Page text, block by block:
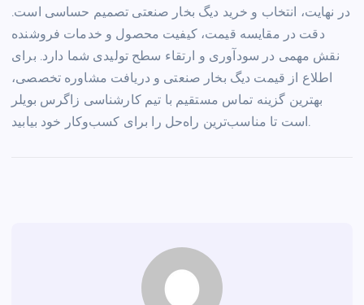
در نهایت، انتخاب و خرید دیگ بخار صنعتی تصمیم حساسی است.
دقت در مقایسه قیمت، کیفیت محصول و خدمات فروشنده
نقش مهمی در سودآوری و ارتقاء سطح تولیدی شما دارد. برای
اطلاع از قیمت دیگ بخار صنعتی و دریافت مشاوره تخصصی،
بهترین گزینه تماس مستقیم با تیم کارشناسی زاگرس بویلر
است تا مناسب‌ترین راه‌حل را برای کسب‌وکار خود بیابید.